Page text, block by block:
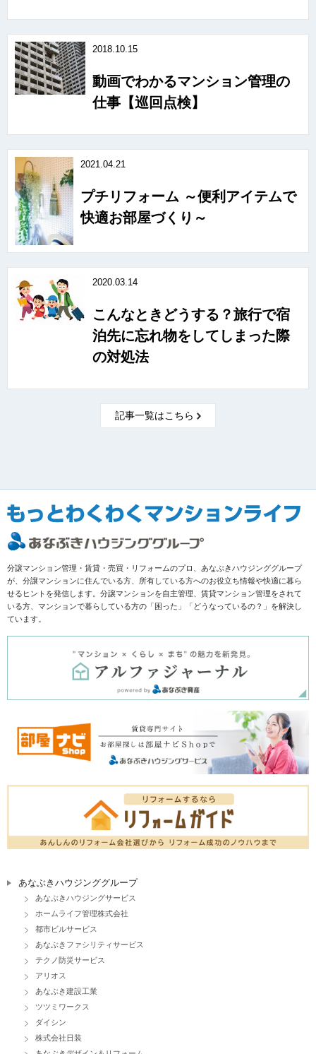
2018.10.15
動画でわかるマンション管理の
仕事【巡回点検】
2021.04.21
プチリフォーム ～便利アイテムで
快適お部屋づくり～
2020.03.14
こんなときどうする？旅行で宿
泊先に忘れ物をしてしまった際
の対処法
記事一覧はこちら
分譲マンション管理・賃貸・売買・リフォームのプロ、あなぶきハウジンググループ
が、分譲マンションに住んでいる方、所有している方へのお役立ち情報や快適に暮ら
せるヒントを発信します。分譲マンションを自主管理、賃貸マンション管理をされて
いる方、マンションで暮らしている方の「困った」「どうなっているの？」を解決し
ています。
あなぶきハウジンググループ
あなぶきハウジングサービス
ホームライフ管理株式会社
都市ビルサービス
あなぶきファシリティサービス
テクノ防災サービス
アリオス
あなぶき建設工業
ツツミワークス
ダイシン
株式会社日装